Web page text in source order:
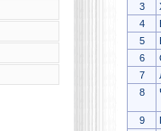
3
4
5
6
7
8
9